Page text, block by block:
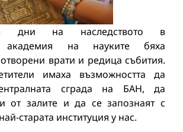
дни на наследството в
академия на науките бяха
врати и редица събития.
имаха възможността да
сграда на БАН, да
от залите и да се запознаят с
старата институция у нас.